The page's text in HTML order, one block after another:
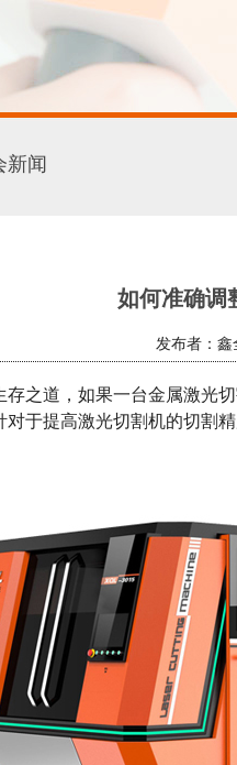
新闻
如何准确调
发布者：鑫
之道，如果一台金属激光
于提高激光切割机的切割